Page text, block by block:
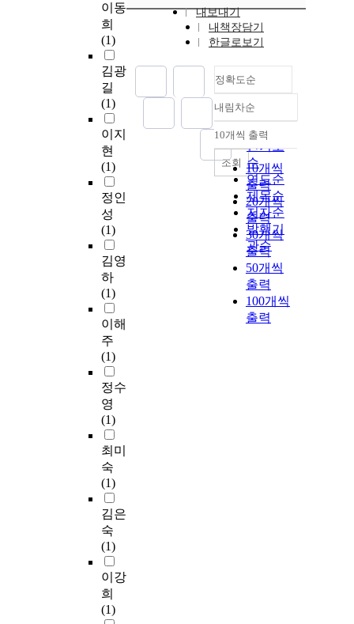
이동
희
(1)
김광
길
(1)
이지
현
(1)
정인
성
(1)
김영
하
(1)
이해
주
(1)
정수
영
(1)
최미
숙
(1)
김은
숙
(1)
이강
희
(1)
내보내기
내책장담기
한글로보기
정확도순
정확도
순
인기도
순
연도순
제목순
저자순
발행기
관순
내림차순
내림차순
10개씩 출력
10개씩
출력
20개씩
출력
30개씩
출력
50개씩
출력
100개씩
출력
조회